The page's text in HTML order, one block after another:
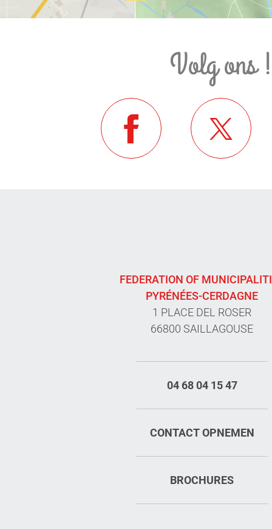
Volg ons !
FEDERATION OF
PYRÉNÉES-CERDAGNE
1 PLACE DEL ROSER
66800 SAILLAGOUSE
04 68 04 15 47
CONTACT OPNEMEN
BROCHURES